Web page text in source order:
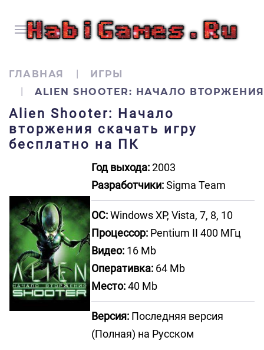
ГЛАВНАЯ
ИГРЫ
ALIEN SHOOTER: НАЧАЛО ВТОРЖЕНИЯ
Alien Shooter: Начало
вторжения скачать игру
бесплатно на ПК
Год выхода:2003
Разработчики:Sigma Team
ОС:Windows XP, Vista, 7, 8, 10
Процессор: Pentium II 400 МГц
Видео: 16 Mb
Оперативка: 64 Mb
Место:40 Mb
Версия: Последняя версия
(Полная) на Русском